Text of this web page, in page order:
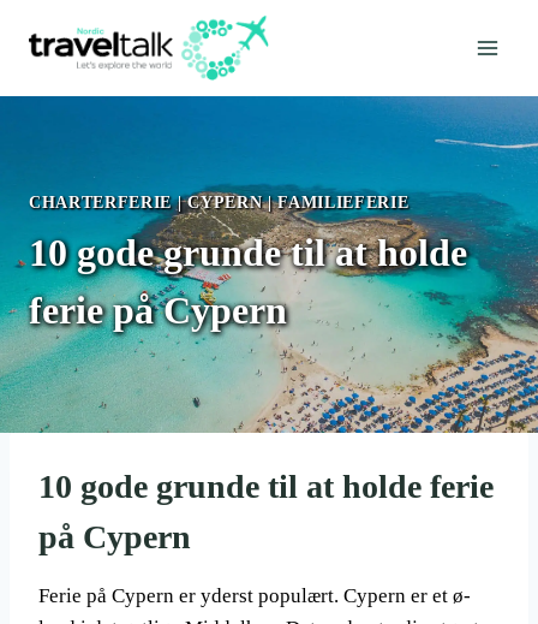
CHARTERFERIE|CYPERN|FAMILIEFERIE
10 gode grunde til at holde
ferie på Cypern
10 gode grunde til at holde ferie
på Cypern
Ferie på Cypern er yderst populært. Cypern er et ø-